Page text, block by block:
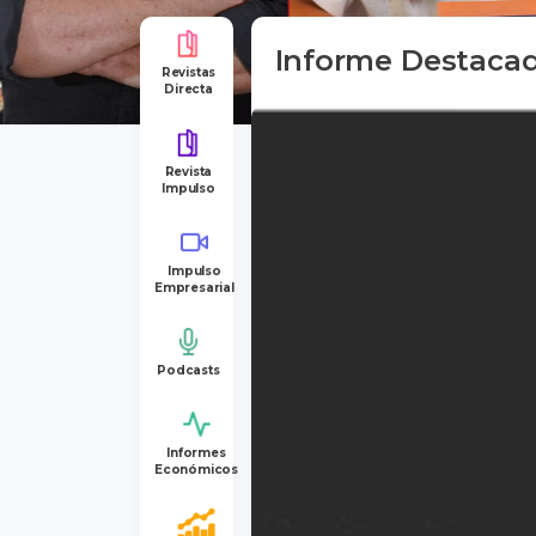
Revistas
Directa
Revista
Impulso
Impulso
Empresarial
Podcasts
Informes
Económicos
Informe